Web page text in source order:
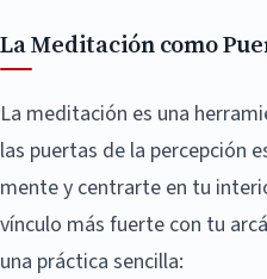
La Meditación como
La meditación es una
las puertas de la percepción
mente y centrarte en tu
vínculo más fuerte con tu
una práctica sencilla: